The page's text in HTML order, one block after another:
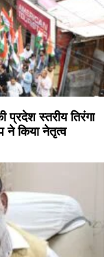
प्रदेश स्तरीय तिरंगा
ने किया नेतृत्व